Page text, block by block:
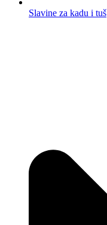
Slavine za kadu i tuš